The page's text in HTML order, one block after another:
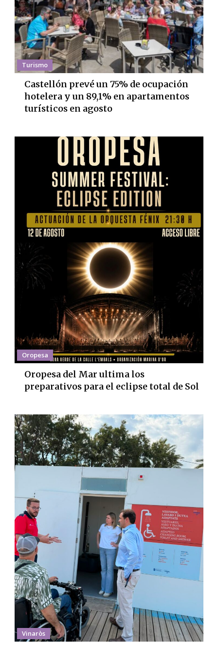
Turismo
Castellón prevé un 75% de ocupación
hotelera y un 89,1% en apartamentos
turísticos en agosto
Oropesa
Oropesa del Mar ultima los
preparativos para el eclipse total de Sol
Vinaròs